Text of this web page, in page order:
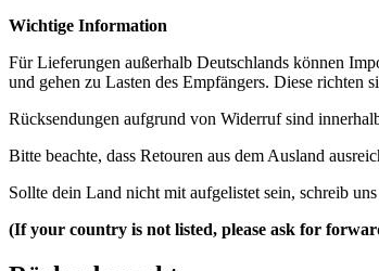
Wichtige Information
Für Lieferungen außerhalb Deutschlands können
und gehen zu Lasten des Empfängers. Diese richten
Rücksendungen aufgrund von Widerruf sind
Bitte beachte, dass Retouren aus dem Ausland
Sollte dein Land nicht mit aufgelistet sein, schreib
(If your country is not listed, please ask for